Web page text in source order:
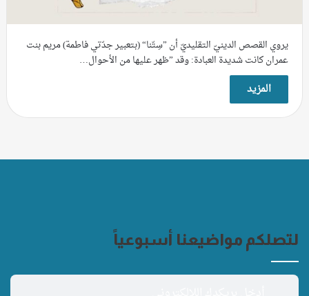
يروي القصص الدينيّ التقليديّ أن ”سِتّنا“ (بتعبير جدّتي فاطمة) مريم بنت
عمران كانت شديدة العبادة: وقد ”ظهر عليها من الأحوال…
المزيد
لتصلكم مواضيعنا أسبوعياً